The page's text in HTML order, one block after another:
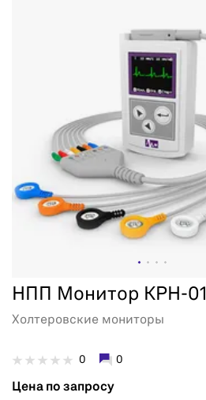
НПП Монитор КРН-01
Холтеровские мониторы
0 0
Цена по запросу